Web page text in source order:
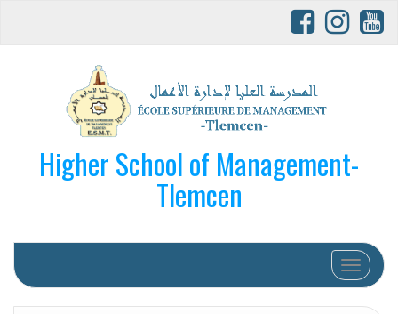
Higher School of Management-
Tlemcen
Afficher/